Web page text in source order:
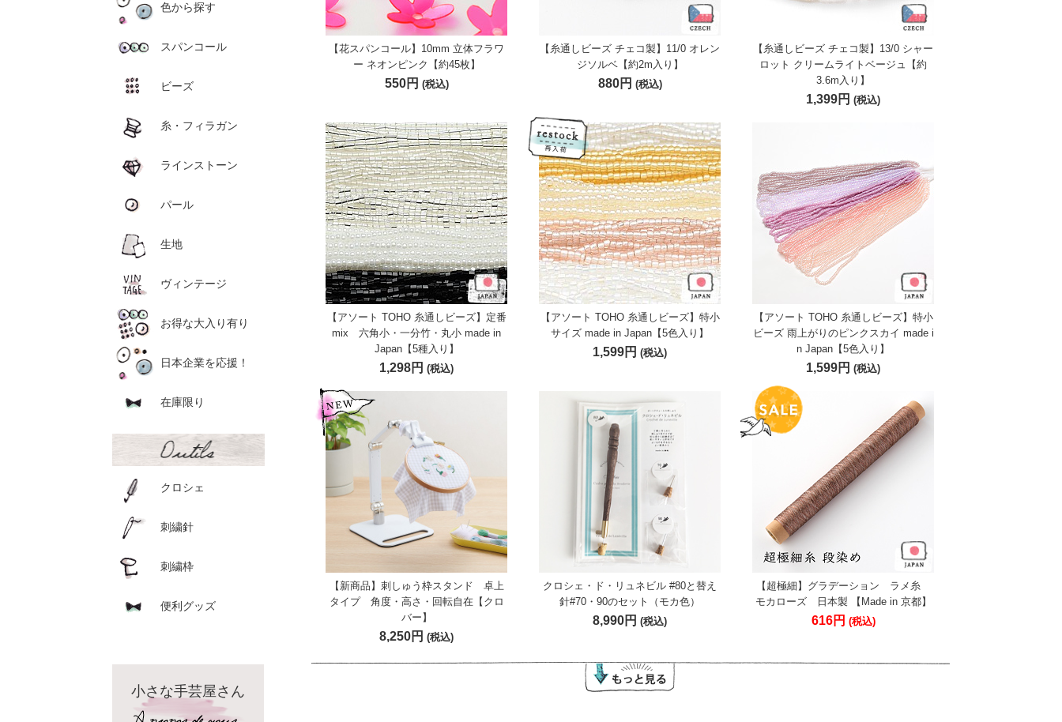
【花スパンコール】10mm 立体フラワ
ー ネオンピンク【約45枚】
550円 (税込)
【糸通しビーズ チェコ製】11/0 オレン
ジソルベ【約2m入り】
880円 (税込)
【糸通しビーズ チェコ製】13/0 シャー
ロット クリームライトベージュ【約
3.6m入り】
1,399円 (税込)
【アソート TOHO 糸通しビーズ】定番
mix 六角小・一分竹・丸小 made in
Japan【5種入り】
1,298円 (税込)
【アソート TOHO 糸通しビーズ】特小
サイズ made in Japan【5色入り】
1,599円 (税込)
【アソート TOHO 糸通しビーズ】特小
ビーズ 雨上がりのピンクスカイ made i
n Japan【5色入り】
1,599円 (税込)
【新商品】刺しゅう枠スタンド 卓上
タイプ 角度・高さ・回転自在【クロ
バー】
8,250円 (税込)
クロシェ・ド・リュネビル #80と替え
針#70・90のセット（モカ色）
8,990円 (税込)
【超極細】グラデーション ラメ糸
モカローズ 日本製 【Made in 京都】
616円 (税込)
色から探す
スパンコール
ビーズ
糸・フィラガン
ラインストーン
パール
生地
ヴィンテージ
お得な大入り有り
日本企業を応援！
在庫限り
クロシェ
刺繍針
刺繍枠
便利グッズ
小さな手芸屋さん